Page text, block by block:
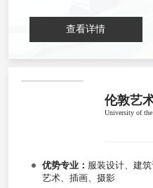
查看详情
伦敦艺
University of
优势专业： 服装设计、建
艺术、插画、摄影